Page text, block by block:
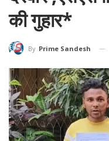
की गुहार*
By Prime Sandesh